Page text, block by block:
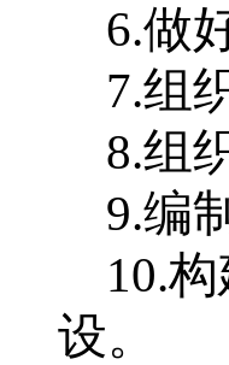
6.做
7.组
8.组
9.编
10.
设。